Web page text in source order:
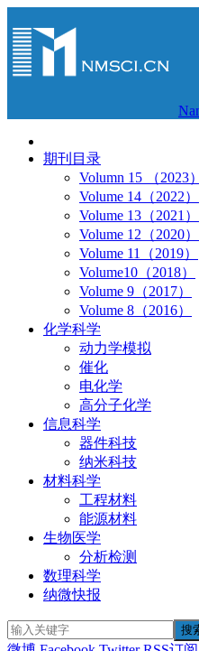
期刊目录
Volumn 15 （2023）
Volume 14（2022）
Volume 13（2021）
Volume 12（2020）
Volume 11（2019）
Volume10（2018）
Volume 9（2017）
Volume 8（2016）
化学科学
动力学模拟
催化
电化学
高分子化学
信息科学
器件科技
纳米科技
材料科学
工程材料
能源材料
生物医学
分析检测
数理科学
纳微快报